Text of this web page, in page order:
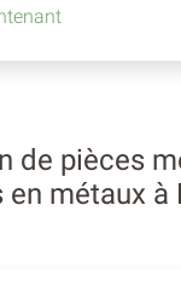
de pièces
en métaux à